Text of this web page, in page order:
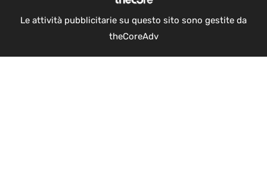
Le attività pubblicitarie su questo sito sono gestite da
theCoreAdv